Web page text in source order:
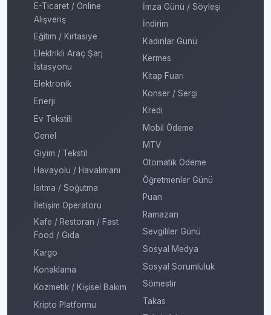
E-Ticaret / Online
Alışveriş
Eğitim / Kırtasiye
Elektrikli Araç Şarj
İstasyonu
Elektronik
Enerji
Ev Tekstili
Genel
Giyim / Tekstil
Havayolu / Havalimanı
Isıtma / Soğutma
İletişim Operatörü
Kafe / Restoran / Fast
Food / Gıda
Kargo
Konaklama
Kozmetik / Kişisel Bakım
Kripto Platformu
İmza Günü / Söyleşi
İndirim
Kadınlar Günü
Kermes
Kitap Fuarı
Konser / Sergi
Kredi
Mobil Ödeme
MTV
Otomatik Ödeme
Öğretmenler Günü
Puan
Ramazan
Sevgililer Günü
Sosyal Medya
Sosyal Sorumluluk
Sömestir
Takas